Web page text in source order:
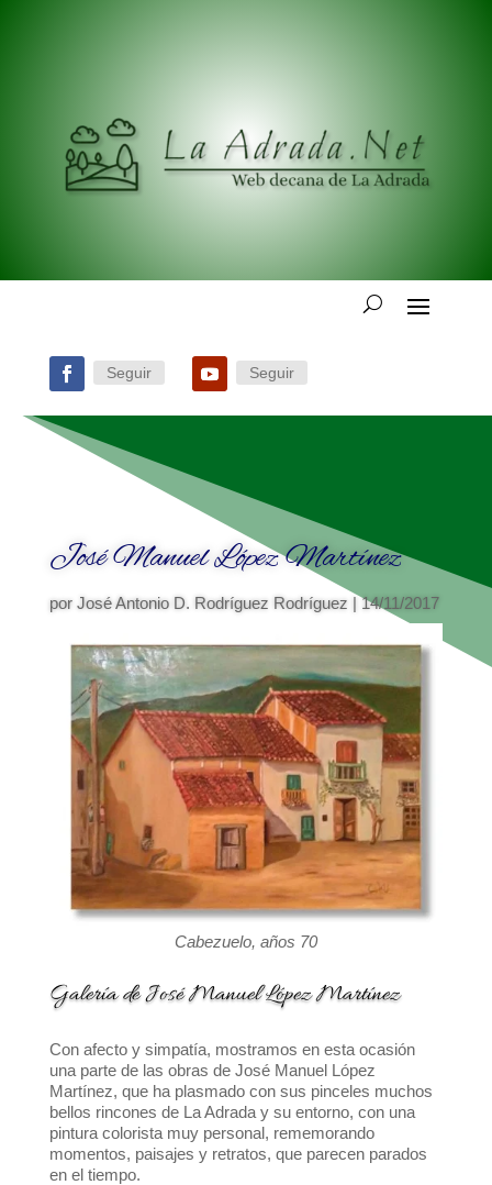
Seguir Seguir
José Manuel López Martínez
por José Antonio D. Rodríguez Rodríguez |14/11/2017
Cabezuelo, años 70
Galería de José Manuel López Martínez
Con afecto y simpatía, mostramos en esta ocasión
una parte de las obras de José Manuel López
Martínez, que ha plasmado con sus pinceles muchos
bellos rincones de La Adrada y su entorno, con una
pintura colorista muy personal, rememorando
momentos, paisajes y retratos, que parecen parados
en el tiempo.